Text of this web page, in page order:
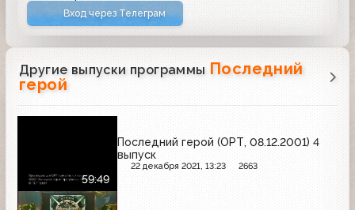
Вход через Телеграм
Другие выпуски программы Последний
герой
59:49
Последний герой (ОРТ, 08.12.2001) 4
выпуск
22 декабря 2021, 13:23 2663